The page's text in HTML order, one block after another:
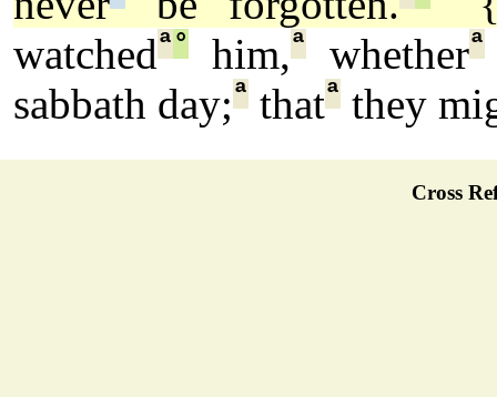
watchedª° him,ªwhetherª
sabbath day;ª thatª they
Cross